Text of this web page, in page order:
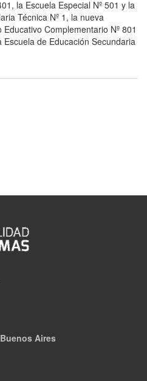
la Escuela Especial Nº 501 y la
Técnica Nº 1, la nueva
Complementario Nº 801
de Educación Secundaria
Aires